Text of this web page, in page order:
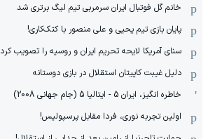
خانم گل فوتبال ایران سرمربی تیم لیگ برتری شد
پایان بازی تیم یحیی و علی منصور با کتک‌کاری!
سنای آمریکا لایحه تحریم ایران و روسیه را تصویب کرد
دلیل غیبت کاپیتان استقلال در بازی دوستانه
خاطره انگیز، ایران 5 - ایتالیا 5 (جام جهانی 2008)
اولین تجربه نوری، فردا مقابل پرسپولیس!